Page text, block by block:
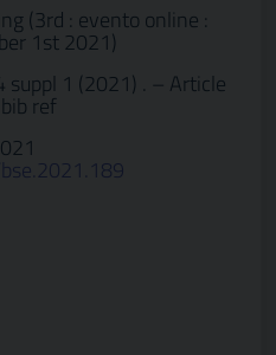
(3rd : evento online :
1st 2021)
suppl 1 (2021) . – Article
ref